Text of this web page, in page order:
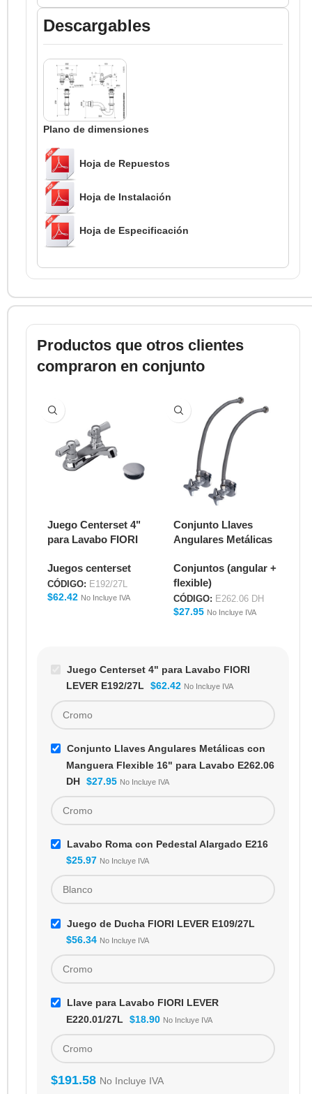
Descargables
Plano de dimensiones
Hoja de Repuestos
Hoja de Instalación
Hoja de Especificación
Productos que otros clientes
compraron en conjunto
Juego Centerset 4"
para Lavabo FIORI
Juegos centerset
CÓDIGO: E192/27L
$62.42 No Incluye IVA
Conjunto Llaves
Angulares Metálicas
Flexible 16" para
Lavabo E262.06 DH
Conjuntos (angular +
flexible)
CÓDIGO: E262.06 DH
$27.95 No Incluye IVA
Juego Centerset 4" para Lavabo FIORI
LEVER E192/27L
$62.42 No Incluye IVA
Conjunto Llaves Angulares Metálicas con
Manguera Flexible 16" para Lavabo E262.06
DH $27.95 No Incluye IVA
Lavabo Roma con Pedestal Alargado E216
$25.97 No Incluye IVA
Juego de Ducha FIORI LEVER E109/27L
$56.34 No Incluye IVA
Llave para Lavabo FIORI LEVER
E220.01/27L
$18.90 No Incluye IVA
$191.58 No Incluye IVA